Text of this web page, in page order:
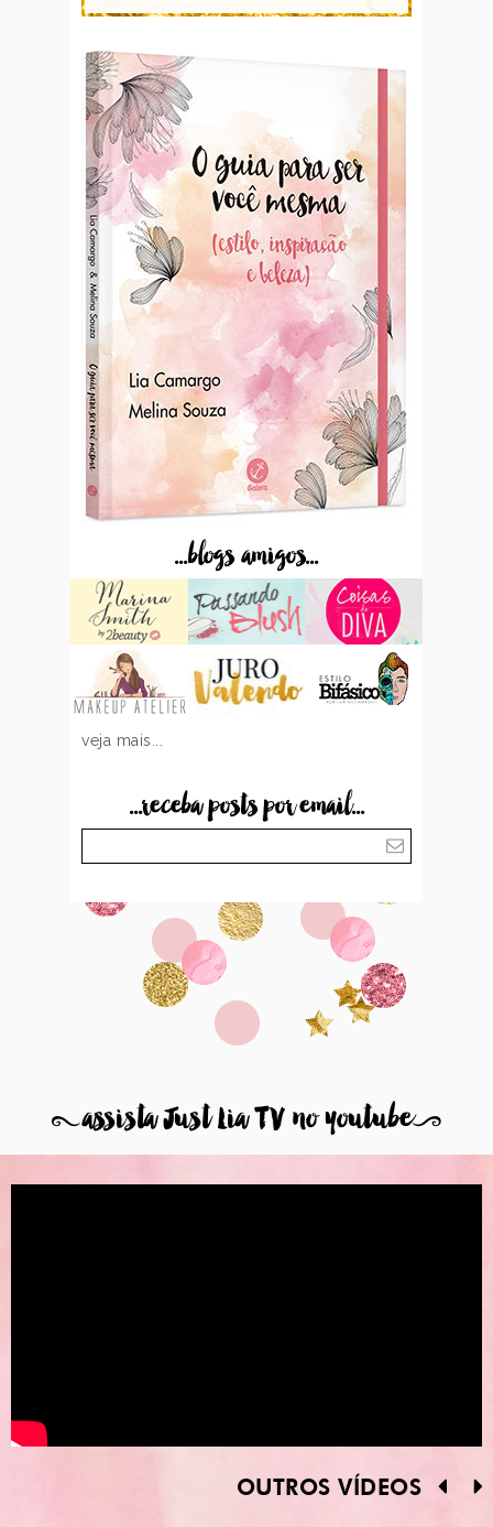
...blogs amigos...
veja mais...
...receba posts por email...
8assista Just Lia TV no youtube9
OUTROS VÍDEOS